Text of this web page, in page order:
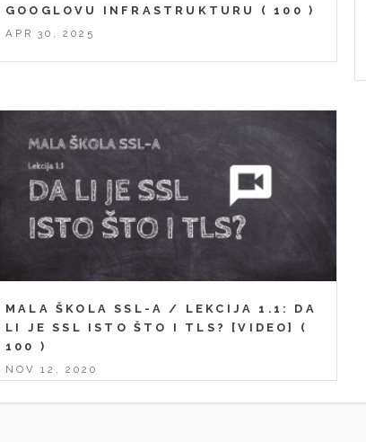
GOOGLOVU INFRASTRUKTURU
( 100 )
APR 30, 2025
MALA ŠKOLA SSL-A / LEKCIJA 1.1: DA
LI JE SSL ISTO ŠTO I TLS? [VIDEO]
(
100 )
NOV 12, 2020